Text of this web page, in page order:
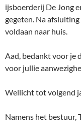
ijsboerderij De Jong
gegeten. Na
voldaan naar huis.
Aad, bedankt voor je
voor jullie
Wellicht tot volgend
Namens het bestuur,